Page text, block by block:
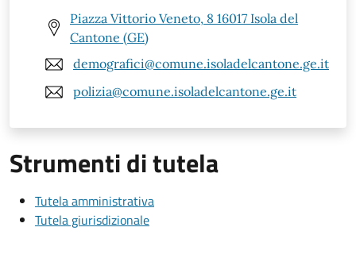
Piazza Vittorio Veneto, 8 16017 Isola del
Cantone (GE)
demografici@comune.isoladelcantone.ge.it
polizia@comune.isoladelcantone.ge.it
Strumenti di tutela
Tutela amministrativa
Tutela giurisdizionale